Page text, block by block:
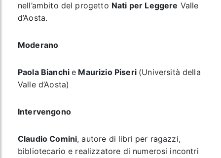
nell’ambito del progetto Nati per Leggere Valle
d’Aosta.
Moderano
Paola Bianchie Maurizio Piseri (Università della
Valle d’Aosta)
Intervengono
Claudio Comini, autore di libri per ragazzi,
bibliotecario e realizzatore di numerosi incontri